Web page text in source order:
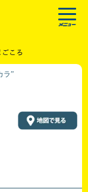
ごころ
ラ”